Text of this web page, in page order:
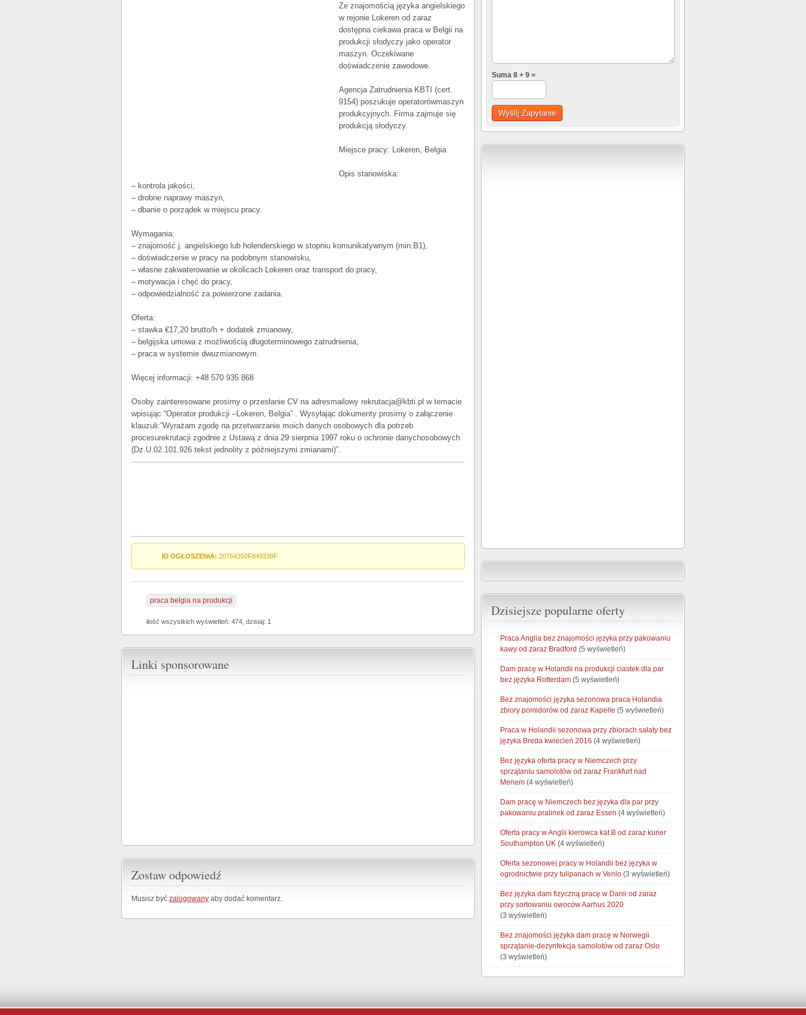
Ze znajomością języka angielskiego
w rejonie Lokeren od zaraz
dostępna ciekawa praca w Belgii na
produkcji słodyczy jako operator
maszyn. Oczekiwane
doświadczenie zawodowe.
Agencja Zatrudnienia KBTI (cert.
9154) poszukuje operatorówmaszyn
produkcyjnych. Firma zajmuje się
produkcją słodyczy.
Miejsce pracy: Lokeren, Belgia
Opis stanowiska:
– kontrola jakości,
– drobne naprawy maszyn,
– dbanie o porządek w miejscu pracy.
Wymagania:
– znajomość j. angielskiego lub holenderskiego w stopniu komunikatywnym (min.B1),
– doświadczenie w pracy na podobnym stanowisku,
– własne zakwaterowanie w okolicach Lokeren oraz transport do pracy,
– motywacja i chęć do pracy,
– odpowiedzialność za powierzone zadania.
Oferta:
– stawka €17,20 brutto/h + dodatek zmianowy,
– belgijska umowa z możliwością długoterminowego zatrudnienia,
– praca w systemie dwuzmianowym.
Więcej informacji: +48 570 935 868
Osoby zainteresowane prosimy o przesłanie CV na adresmailowy rekrutacja@kbti.pl w temacie
wpisując “Operator produkcji –Lokeren, Belgia” . Wysyłając dokumenty prosimy o załączenie
klauzuli:”Wyrażam zgodę na przetwarzanie moich danych osobowych dla potrzeb
procesurekrutacji zgodnie z Ustawą z dnia 29 sierpnia 1997 roku o ochronie danychosobowych
(Dz.U.02.101.926 tekst jednolity z późniejszymi zmianami)”.
ID OGŁOSZENIA: 20764350F849338F
praca belgia na produkcji
ilość wszystkich wyświetleń: 474, dzisiaj: 1
Linki sponsorowane
Zostaw odpowiedź
Musisz być zalogowany aby dodać komentarz.
Suma 8 + 9 =
Dzisiejsze popularne oferty
Praca Anglia bez znajomości języka przy pakowaniu
kawy od zaraz Bradford (5 wyświetleń)
Dam pracę w Holandii na produkcji ciastek dla par
bez języka Rotterdam (5 wyświetleń)
Bez znajomości języka sezonowa praca Holandia
zbiory pomidorów od zaraz Kapelle (5 wyświetleń)
Praca w Holandii sezonowa przy zbiorach sałaty bez
języka Breda kwiecień 2016 (4 wyświetleń)
Bez języka oferta pracy w Niemczech przy
sprzątaniu samolotów od zaraz Frankfurt nad
Menem (4 wyświetleń)
Dam pracę w Niemczech bez języka dla par przy
pakowaniu pralinek od zaraz Essen (4 wyświetleń)
Oferta pracy w Anglii kierowca kat.B od zaraz kurier
Southampton UK (4 wyświetleń)
Oferta sezonowej pracy w Holandii bez języka w
ogrodnictwie przy tulipanach w Venlo (3 wyświetleń)
Bez języka dam fizyczną pracę w Danii od zaraz
przy sortowaniu owoców Aarhus 2020
(3 wyświetleń)
Bez znajomości języka dam pracę w Norwegii
sprzątanie-dezynfekcja samolotów od zaraz Oslo
(3 wyświetleń)